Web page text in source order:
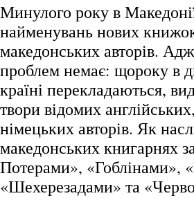
Минулого року в
найменувань нових
македонських авторів.
проблем немає: щороку в
країні перекладаються,
твори відомих
німецьких авторів. Як
македонських книгарнях
Потерами»,
«Шехерезадами» та